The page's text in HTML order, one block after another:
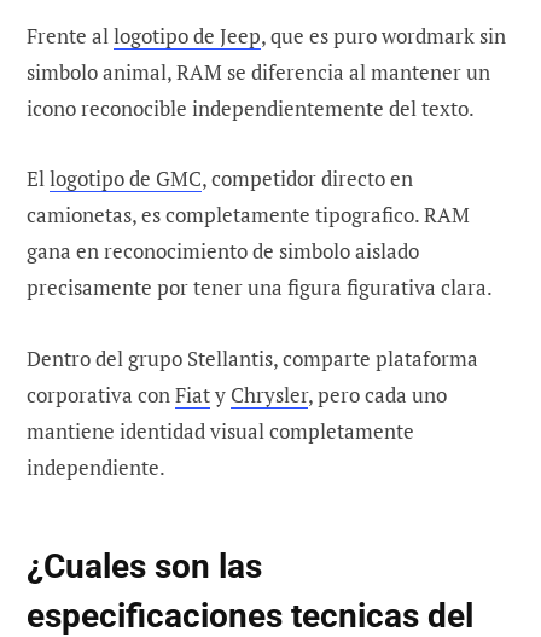
Frente allogotipo de Jeep, que es puro wordmark sin
simbolo animal, RAM se diferencia al mantener un
icono reconocible independientemente del texto.
Ellogotipo de GMC, competidor directo en
camionetas, es completamente tipografico. RAM
gana en reconocimiento de simbolo aislado
precisamente por tener una figura figurativa clara.
Dentro del grupo Stellantis, comparte plataforma
corporativa con Fiaty Chrysler, pero cada uno
mantiene identidad visual completamente
independiente.
¿Cuales son las
especificaciones tecnicas del